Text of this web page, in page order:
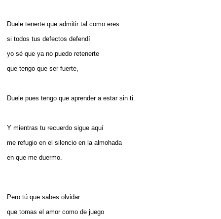
Duele tenerte que admitir tal como eres
si todos tus defectos defendí
yo sé que ya no puedo retenerte
que tengo que ser fuerte,
Duele pues tengo que aprender a estar sin ti.
Y mientras tu recuerdo sigue aquí
me refugio en el silencio en la almohada
en que me duermo.
Pero tú que sabes olvidar
que tomas el amor como de juego